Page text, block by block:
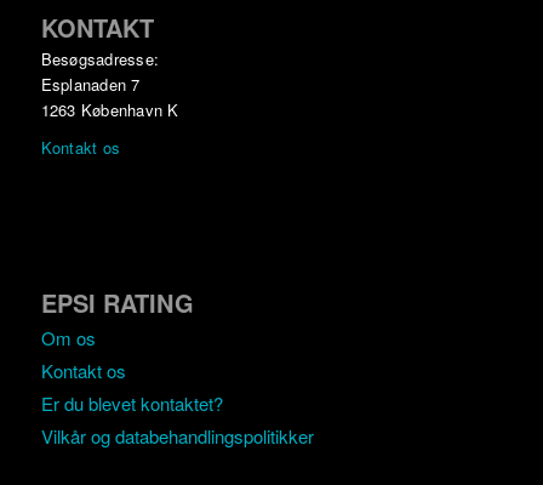
KONTAKT
Besøgsadresse:
Esplanaden 7
1263 København K
Kontakt os
EPSI RATING
Om os
Kontakt os
Er du blevet kontaktet?
Vilkår og databehandlingspolitikker